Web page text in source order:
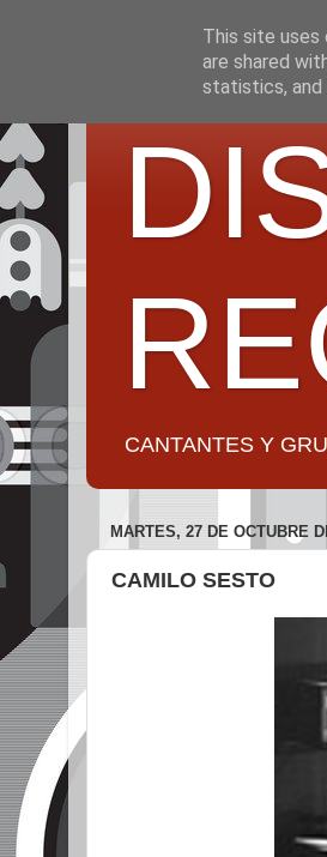
CANTANTES Y
MARTES, 27 DE OCTUBRE
CAMILO SESTO
This site uses
are shared
statistics, and